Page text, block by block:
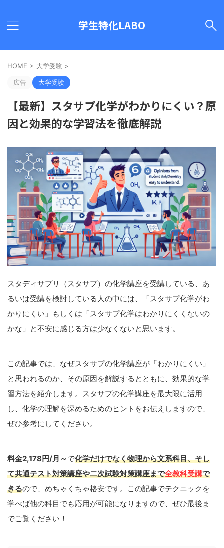
学生特化LABO
HOME > 大学受験 >
広告 大学受験
【最新】スタサプ化学がわかりにくい？原
因と効果的な学習法を徹底解説
スタディサプリ（スタサプ）の化学講座を受講している、あ
るいは受講を検討している人の中には、「スタサプ化学がわ
かりにくい」もしくは「スタサプ化学はわかりにくくないの
かな」と不安に感じる方は少なくないと思います。
この記事では、なぜスタサプの化学講座が「わかりにくい」
と思われるのか、その原因を解説するとともに、効果的な学
習方法を紹介します。スタサプの化学講座を最大限に活用
し、化学の理解を深めるためのヒントをお伝えしますので、
ぜひ参考にしてください。
料金2,178円/月～で化学だけでなく物理から文系科目、そし
て共通テスト対策講座や二次試験対策講座まで全教科受講で
きるので、めちゃくちゃ格安です。この記事でテクニックを
学べば他の科目でも応用が可能になりますので、ぜひ最後ま
でご覧ください！